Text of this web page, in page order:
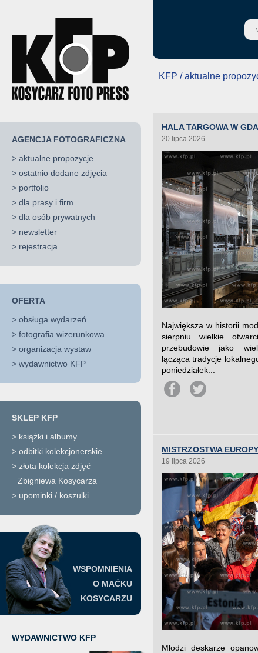
AGENCJA FOTOGRAFICZNA
> aktualne propozycje
> ostatnio dodane zdjęcia
> portfolio
> dla prasy i firm
> dla osób prywatnych
> newsletter
> rejestracja
OFERTA
> obsługa wydarzeń
> fotografia wizerunkowa
> organizacja wystaw
> wydawnictwo KFP
SKLEP KFP
> książki i albumy
> odbitki kolekcjonerskie
> złota kolekcja zdjęć
Zbigniewa Kosycarza
> upominki / koszulki
WSPOMNIENIA
O MAĆKU
KOSYCARZU
WYDAWNICTWO KFP
KFP / aktualne
HALA TARGOWA W
20 lipca 2026
Największa w historii
sierpniu wielkie
przebudowie jako
łącząca tradycje
poniedziałek...
MISTRZOSTWA
19 lipca 2026
Młodzi deskarze